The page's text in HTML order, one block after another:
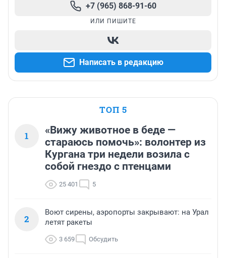
+7 (965) 868-91-60
ИЛИ ПИШИТЕ
Написать в редакцию
ТОП 5
1
«Вижу животное в беде —
стараюсь помочь»: волонтер из
Кургана три недели возила с
собой гнездо с птенцами
25 401 5
2
Воют сирены, аэропорты закрывают: на Урал
летят ракеты
3 659 Обсудить